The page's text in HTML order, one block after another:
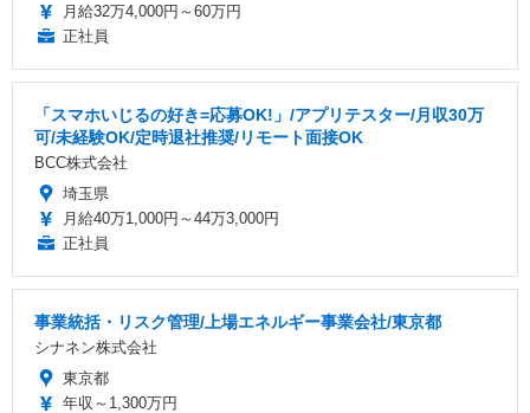
月給32万4,000円～60万円
正社員
「スマホいじるの好き=応募OK!」/アプリテスター/月収30万
可/未経験OK/定時退社推奨/リモート面接OK
BCC株式会社
埼玉県
月給40万1,000円～44万3,000円
正社員
事業統括・リスク管理/上場エネルギー事業会社/東京都
シナネン株式会社
東京都
年収～1,300万円